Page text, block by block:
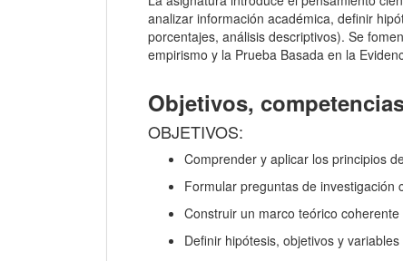
analizar información académica, definir
porcentajes, análisis descriptivos). Se
empirismo y la Prueba Basada en la
Objetivos,
OBJETIVOS:
Comprender y aplicar los principios
Formular preguntas de investigación
Construir un marco teórico
Definir hipótesis, objetivos y